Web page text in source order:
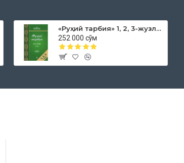
«Руҳий тарбия» 1, 2, 3-жузлар
252 000 сўм